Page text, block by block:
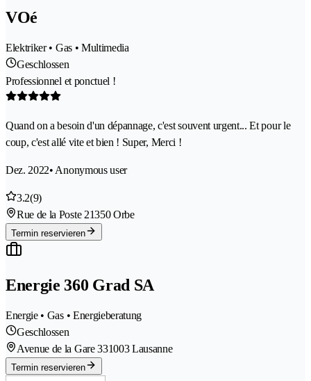
VOé
Elektriker • Gas • Multimedia
Geschlossen
Professionnel et ponctuel !
Quand on a besoin d'un dépannage, c'est souvent urgent... Et pour le
coup, c'est allé vite et bien ! Super, Merci !
Dez. 2022• Anonymous user
3.2(9)
Rue de la Poste 21350 Orbe
Termin reservieren
Energie 360 Grad SA
Energie • Gas • Energieberatung
Geschlossen
Avenue de la Gare 331003 Lausanne
Termin reservieren